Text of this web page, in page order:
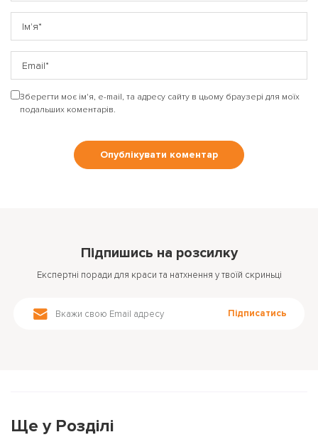
Зберегти моє ім'я, e-mail, та адресу сайту в цьому браузері для моїх
подальших коментарів.
Підпишись на розсилку
Підписатись
Експертні поради для краси та натхнення у твоїй скриньці
Ще у Розділі